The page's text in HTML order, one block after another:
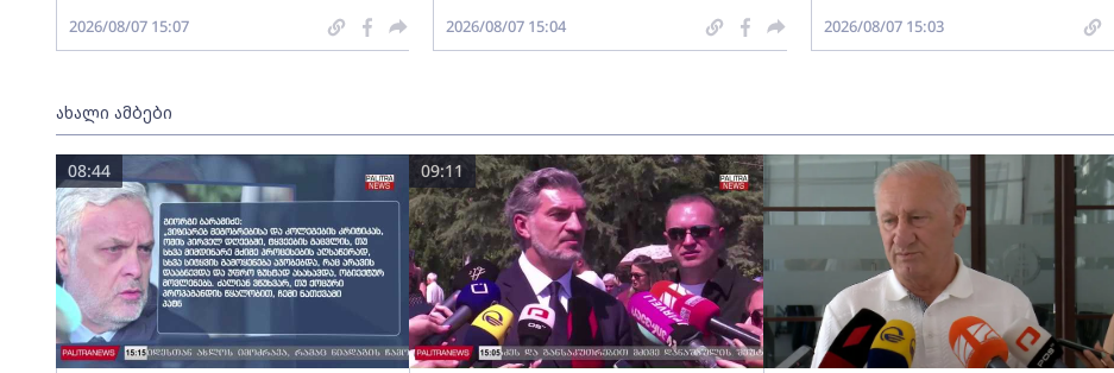
2026/08/07 15:07 2026/08/07 15:04 2026/08/07 15:03
ახალი ამბები
08:44 09:11